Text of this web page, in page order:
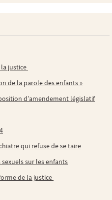
justice
de la parole des enfants »
d’amendement législatif
qui refuse de se taire
sur les enfants
de la justice